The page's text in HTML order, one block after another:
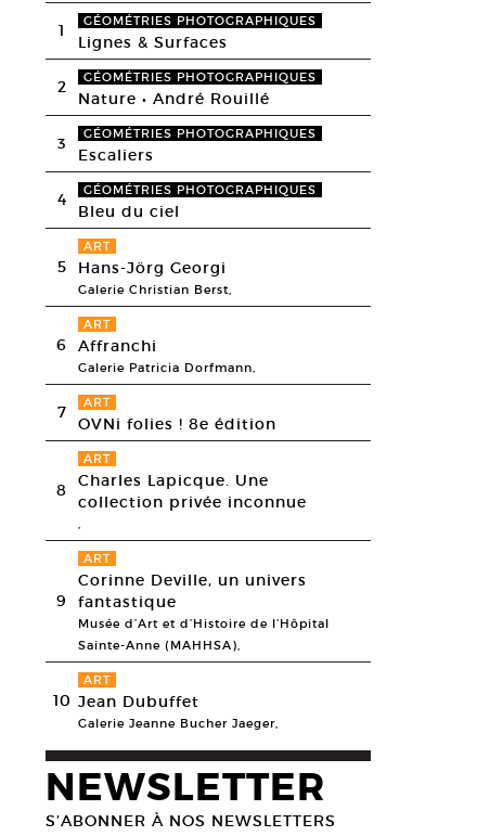
1 GÉOMÉTRIES PHOTOGRAPHIQUES
Lignes & Surfaces
2 GÉOMÉTRIES PHOTOGRAPHIQUES
Nature • André Rouillé
3 GÉOMÉTRIES PHOTOGRAPHIQUES
Escaliers
4 GÉOMÉTRIES PHOTOGRAPHIQUES
Bleu du ciel
5
ART
Hans-Jörg Georgi
Galerie Christian Berst,
6
ART
Affranchi
Galerie Patricia Dorfmann,
7 ART
OVNi folies ! 8e édition
8
ART
Charles Lapicque. Une
collection privée inconnue
,
9
ART
Corinne Deville, un univers
fantastique
Musée d’Art et d’Histoire de l’Hôpital
Sainte-Anne (MAHHSA),
10
ART
Jean Dubuffet
Galerie Jeanne Bucher Jaeger,
NEWSLETTER
S’ABONNER À NOS NEWSLETTERS